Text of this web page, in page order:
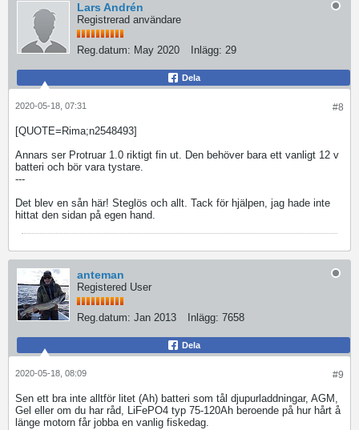
Lars Andrén
Registrerad användare
Reg.datum: May 2020 Inlägg: 29
Dela
#8
2020-05-18, 07:31
[QUOTE=Rima;n2548493]
Annars ser Protruar 1.0 riktigt fin ut. Den behöver bara ett vanligt 12 v
batteri och bör vara tystare.
---
Det blev en sån här! Steglös och allt. Tack för hjälpen, jag hade inte
hittat den sidan på egen hand.
anteman
Registered User
Reg.datum: Jan 2013 Inlägg: 7658
Dela
#9
2020-05-18, 08:09
Sen ett bra inte alltför litet (Ah) batteri som tål djupurladdningar, AGM,
Gel eller om du har råd, LiFePO4 typ 75-120Ah beroende på hur hårt å
länge motorn får jobba en vanlig fiskedag.